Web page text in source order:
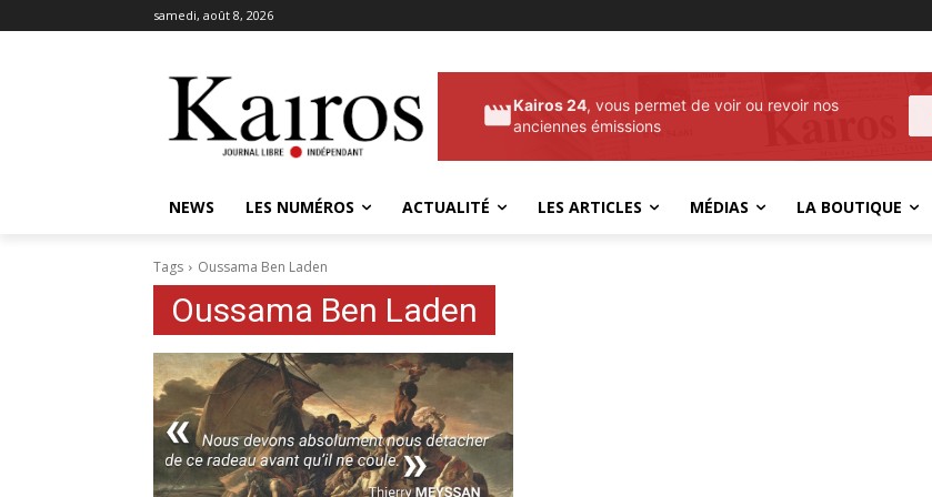
samedi, août 8, 2026
Kairos 24, vous permet de voir ou revoir nos
anciennes émissions
NEWS LES NUMÉROS ACTUALITÉ LES ARTICLES MÉDIAS LA BOUTIQUE
Tags Oussama Ben Laden
Oussama Ben Laden